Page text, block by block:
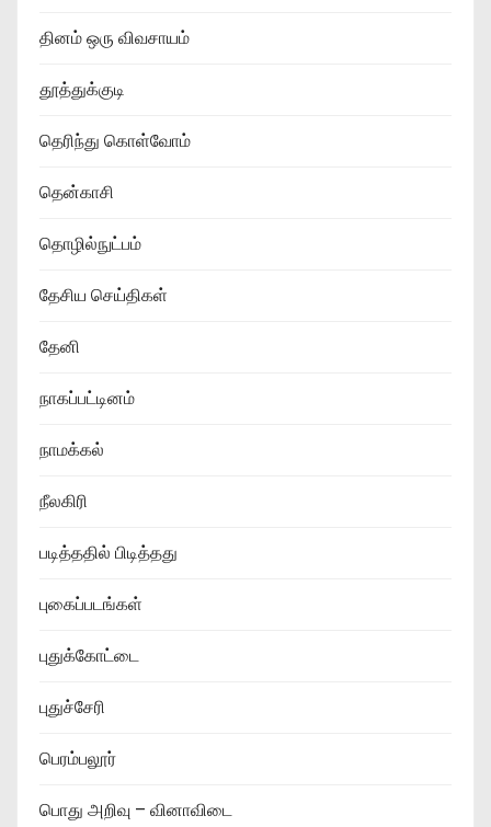
தினம் ஒரு விவசாயம்
தூத்துக்குடி
தெரிந்து கொள்வோம்
தென்காசி
தொழில்நுட்பம்
தேசிய செய்திகள்
தேனி
நாகப்பட்டினம்
நாமக்கல்
நீலகிரி
படித்ததில் பிடித்தது
புகைப்படங்கள்
புதுக்கோட்டை
புதுச்சேரி
பெரம்பலூர்
பொது அறிவு – வினாவிடை